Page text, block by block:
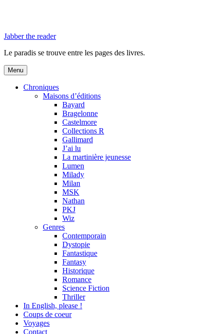
Jabber the reader
Le paradis se trouve entre les pages des livres.
Menu
Chroniques
Maisons d’éditions
Bayard
Bragelonne
Castelmore
Collections R
Gallimard
J’ai lu
La martinière jeunesse
Lumen
Milady
Milan
MSK
Nathan
PKJ
Wiz
Genres
Contemporain
Dystopie
Fantastique
Fantasy
Historique
Romance
Science Fiction
Thriller
In English, please !
Coups de coeur
Voyages
Contact